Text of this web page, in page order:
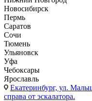
Новосибирск
Пермь
Саратов
Сочи
Тюмень
Ульяновск
Уфа
Чебоксары
Ярославль
Екатеринбург, ул.
справа от эскалатора.